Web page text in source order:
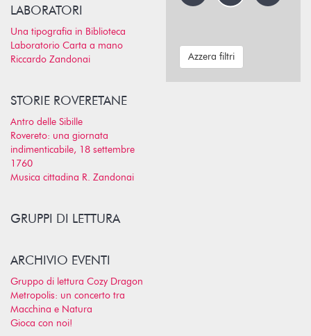
LABORATORI
Una tipografia in Biblioteca
Laboratorio Carta a mano
Riccardo Zandonai
STORIE ROVERETANE
Antro delle Sibille
Rovereto: una giornata
indimenticabile, 18 settembre
1760
Musica cittadina R. Zandonai
GRUPPI DI LETTURA
ARCHIVIO EVENTI
Gruppo di lettura Cozy Dragon
Metropolis: un concerto tra
Macchina e Natura
Gioca con noi!
Azzera filtri